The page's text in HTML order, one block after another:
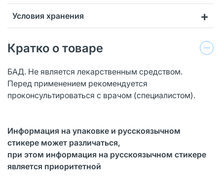
Условия хранения
Кратко о товаре
БАД. Не является лекарственным средством.
Перед применением рекомендуется
проконсультироваться с врачом (специалистом).
Информация на упаковке и русскоязычном
стикере может различаться,
при этом информация на русскоязычном стикере
является приоритетной